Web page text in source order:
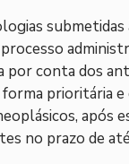
por conta dos
prioritária
após
no prazo de